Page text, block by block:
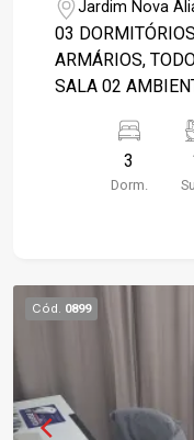
Jardim Nova
03
ARMÁRIOS,
SALA 02
ESPELHO E
ÁREA SERVIÇO,
ARMÁRIO, 02
3
Dorm.
Cód. 0899